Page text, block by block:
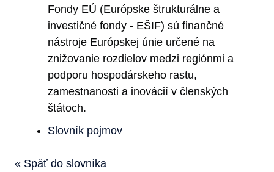
Fondy EÚ (Európske štrukturálne a
investičné fondy - EŠIF) sú finančné
nástroje Európskej únie určené na
znižovanie rozdielov medzi regiónmi a
podporu hospodárskeho rastu,
zamestnanosti a inovácií v členských
štátoch.
Slovník pojmov
« Späť do slovníka